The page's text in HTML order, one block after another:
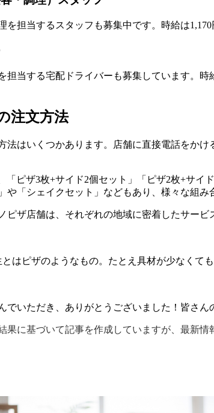
を担当するスタッフも募集中です。時給は1,170
担当する宅配ドライバーも募集しています。時
注文方法
法はいくつかあります。店舗に直接電話をか
「ピザ3枚+サイド2個セット」「ピザ2枚+サ
や「シェイクセット」などもあり、様々な組み
ピザ店舗は、それぞれの地域に密着したサー
とはピザのようなもの。たとえ具材が少なくて
でいただき、ありがとうございました！皆さん
果に基づいて記事を作成していますが、最新